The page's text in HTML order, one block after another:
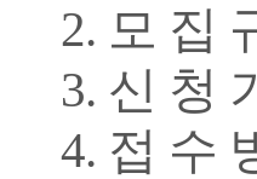
2. 모 집
3. 신 청
4. 접 수